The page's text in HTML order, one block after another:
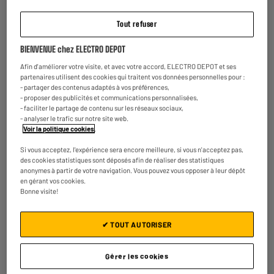
★★★★★
★★★★★
4.6/5(305)
Comparer
Lisseur vapeur SAINT ALGUE DEMELISS TITANIUM
Type : Lisseur vapeur
Revêtement des plaques : Titanium
Température maximale (°C) : 230 °C
54€48
Lisseur DEMELISS PINK - BARBIE EDITION
Type : Lisseur
Température maximale (°C) : 230 °C
Tout refuser
BIENVENUE chez ELECTRO DEPOT
Afin d'améliorer votre visite, et avec votre accord, ELECTRO DEPOT et ses
partenaires utilisent des cookies qui traitent vos données personnelles pour :
- partager des contenus adaptés à vos préférences,
- proposer des publicités et communications personnalisées,
- faciliter le partage de contenu sur les réseaux sociaux,
- analyser le trafic sur notre site web.
Voir la politique cookies.
Si vous acceptez, l'expérience sera encore meilleure, si vous n'acceptez pas,
des cookies statistiques sont déposés afin de réaliser des statistiques
anonymes à partir de votre navigation. Vous pouvez vous opposer à leur dépôt
en gérant vos cookies.
Bonne visite!
Gérer les cookies
✔ TOUT AUTORISER